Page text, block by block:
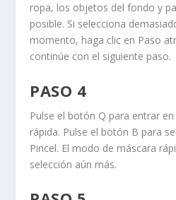
ropa, los objetos del fondo y
posible. Si selecciona
momento, haga clic en Paso
continúe con el siguiente paso.
PASO 4
Pulse el botón Q para entrar
rápida. Pulse el botón B para
Pincel. El modo de máscara
selección aún más.